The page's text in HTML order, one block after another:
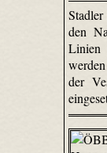
den
der